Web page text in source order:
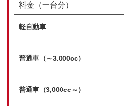
料金（一台分）
軽自動車
普通車（～3,000cc）
普通車（3,000cc～）